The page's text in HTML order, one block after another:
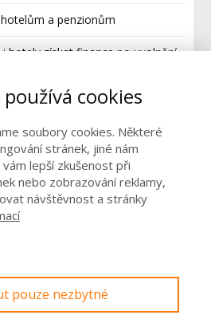
a penzionům
hotely získat finance po uvolnění
nové logo
provozy ohledně
cookies
soubory cookies. Některé
stránek, jiné nám
lepší zkušenost při
nebo zobrazování reklamy,
návštěvnost a stránky
pouze nezbytné